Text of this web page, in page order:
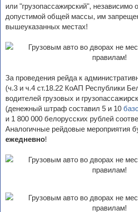
или "грузопассажирский", независимо
допустимой общей массы, им
вышеуказанных местах!
За проведения рейда к
(ч.3 и ч.4 ст.18.22 КоАП Республики
водителей грузовых и
(денежный штраф составил 5 и 10
и 1 800 000 белорусских рублей
Аналогичные рейдовые мероприятия
ежедневно!